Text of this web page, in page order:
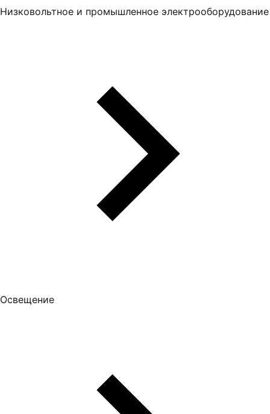
Низковольтное и промышленное электрооборудование
Освещение